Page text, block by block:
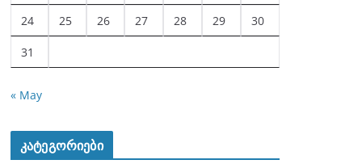
24 25 26 27 28 29 30
31
« May
კატეგორიები